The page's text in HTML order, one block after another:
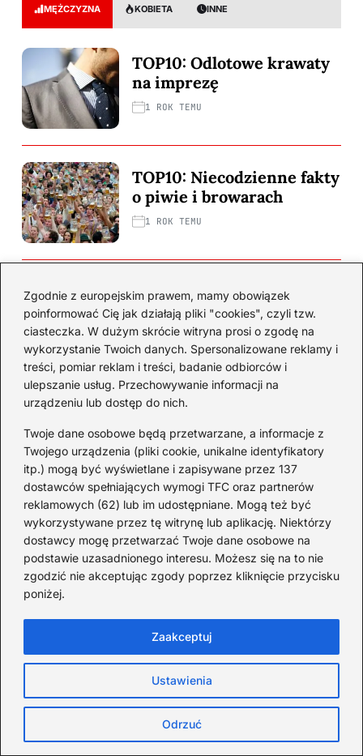
Zgodnie z europejskim prawem, mamy obowiązek
poinformować Cię jak działają pliki "cookies", czyli tzw.
ciasteczka. W dużym skrócie witryna prosi o zgodę na
wykorzystanie Twoich danych. Spersonalizowane reklamy i
treści, pomiar reklam i treści, badanie odbiorców i
ulepszanie usług. Przechowywanie informacji na
urządzeniu lub dostęp do nich.
Twoje dane osobowe będą przetwarzane, a informacje z
Twojego urządzenia (pliki cookie, unikalne identyfikatory
itp.) mogą być wyświetlane i zapisywane przez 137
dostawców spełniających wymogi TFC oraz partnerów
reklamowych (62) lub im udostępniane. Mogą też być
wykorzystywane przez tę witrynę lub aplikację. Niektórzy
dostawcy mogę przetwarzać Twoje dane osobowe na
podstawie uzasadnionego interesu. Możesz się na to nie
zgodzić nie akceptując zgody poprzez kliknięcie przycisku
poniżej.
Ustawienia
Odrzuć
Zaakceptuj
MĘŻCZYZNA KOBIETA INNE
TOP10: Odlotowe krawaty
na imprezę
1 ROK TEMU
TOP10: Niecodzienne fakty
o piwie i browarach
1 ROK TEMU
TOP10: Najseksowniejsze
kobiety MMA
1 ROK TEMU
TOP10: Najlepsze gry na
Pegasusa
1 ROK TEMU
TOP10: Najdroższe auta
świata
1 ROK TEMU
Historie i ludzie